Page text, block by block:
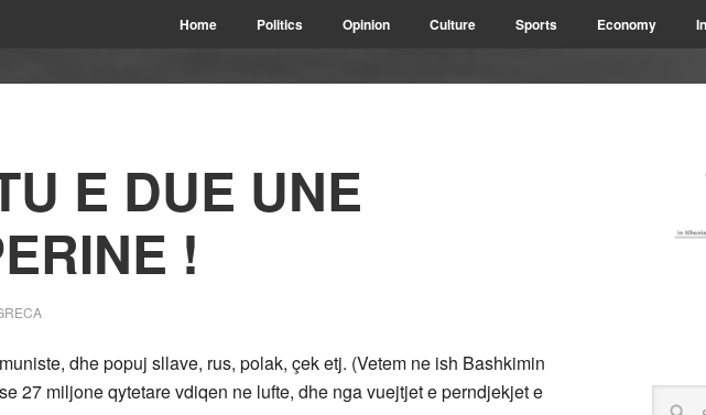
Home Politics Opinion Culture Sports Economy
E DUE UNE
!
dhe popuj sllave, rus, polak, çek etj. (Vetem ne ish Bashkimin
27 miljone qytetare vdiqen ne lufte, dhe nga vuejtjet e perndjekjet e